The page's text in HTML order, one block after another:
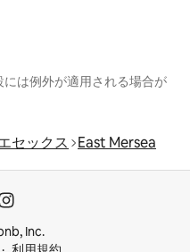
は例外が適用される場合が
セックス
East Mersea
Inc.